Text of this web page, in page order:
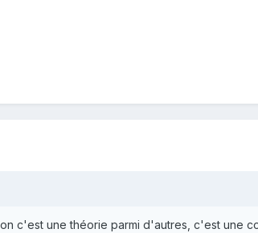
c'est une théorie parmi d'autres, c'est une